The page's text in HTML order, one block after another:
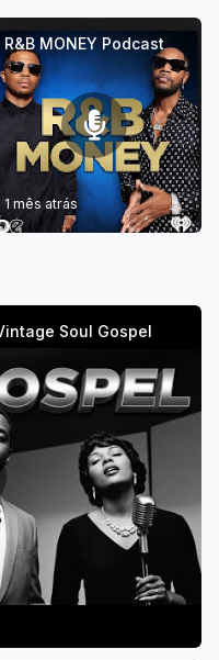
R&B MONEY Podcast
1 mês atrás
Soul Gospel